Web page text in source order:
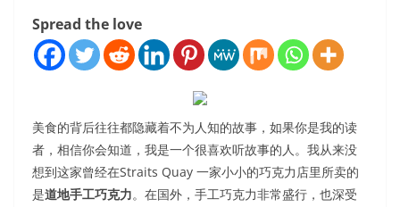
Spread the love
美食的背后往往都隐藏着不为人知的故事，如果你是我的读
者，相信你会知道，我是一个很喜欢听故事的人。我从来没
想到这家曾经在Straits Quay 一家小小的巧克力店里所卖的
是道地手工巧克力。在国外，手工巧克力非常盛行，也深受